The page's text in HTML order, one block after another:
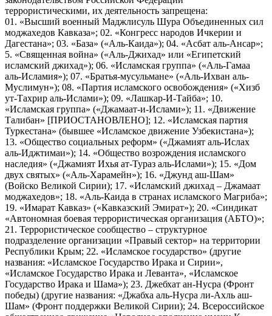
террористическими, их деятельность запрещена:
01. «Высший военный Маджлисуль Шура Объединенных сил
моджахедов Кавказа»; 02. «Конгресс народов Ичкерии и
Дагестана»; 03. «База» («Аль-Каида»); 04. «Асбат аль-Ансар»;
5. «Священная война» («Аль-Джихад» или «Египетский
исламский джихад»); 06. «Исламская группа» («Аль-Гамаа
аль-Исламия»); 07. «Братья-мусульмане» («Аль-Ихван аль-
Муслимун»); 08. «Партия исламского освобождения» («Хизб
ут-Тахрир аль-Ислами»); 09. «Лашкар-И-Тайба»; 10.
«Исламская группа» («Джамаат-и-Ислами»); 11. «Движение
Талибан» [ПРИОСТАНОВЛЕНО]; 12. «Исламская партия
Туркестана» (бывшее «Исламское движение Узбекистана»);
13. «Общество социальных реформ» («Джамият аль-Ислах
аль-Иджтимаи»); 14. «Общество возрождения исламского
наследия» («Джамият Ихья ат-Тураз аль-Ислами»); 15. «Дом
двух святых» («Аль-Харамейн»); 16. «Джунд аш-Шам»
(Войско Великой Сирии); 17. «Исламский джихад – Джамаат
моджахедов»; 18. «Аль-Каида в странах исламского Магриба»;
19. «Имарат Кавказ» («Кавказский Эмират»); 20. «Синдикат
«Автономная боевая террористическая организация (АБТО)»;
21. Террористическое сообщество – структурное
подразделение организации «Правый сектор» на территории
Республики Крым; 22. «Исламское государство» (другие
названия: «Исламское Государство Ирака и Сирии»,
«Исламское Государство Ирака и Леванта», «Исламское
Государство Ирака и Шама»); 23. Джебхат ан-Нусра (Фронт
победы) (другие названия: «Джабха аль-Нусра ли-Ахль аш-
Шам» (Фронт поддержки Великой Сирии); 24. Всероссийское